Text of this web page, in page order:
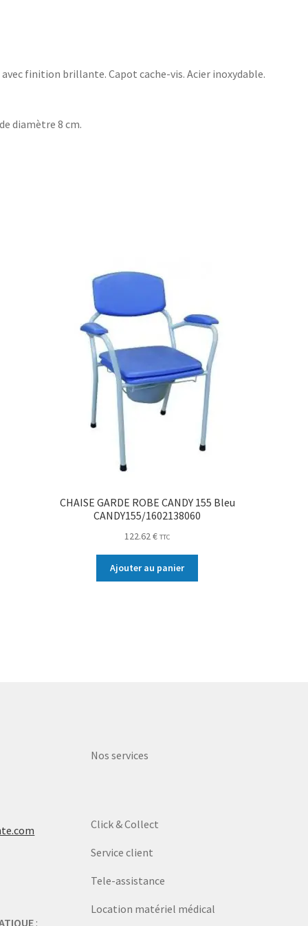
finition brillante. Capot cache-vis. Acier inoxydable.
diamètre 8 cm.
CHAISE GARDE ROBE CANDY 155 Bleu
CANDY155/1602138060
122.62 € TTC
Ajouter au panier
:
Nos services
Click & Collect
Service client
Tele-assistance
Location matériel médical